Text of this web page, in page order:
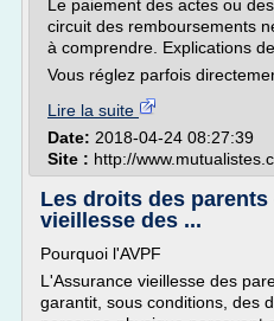
Le paiement des actes ou
circuit des remboursements
à comprendre. Explications
Vous réglez parfois
Lire la suite
Date: 2018-04-24 08:27:39
Site : http://
Les droits des parents
vieillesse des ...
Pourquoi l'AVPF
L'Assurance vieillesse des
garantit, sous conditions, des